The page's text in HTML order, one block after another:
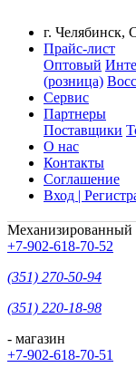
г. Челябинск,
Прайс-лист
Оптовый
(розница)
Сервис
Партнеры
Поставщики
О нас
Контакты
Соглашение
Вход |
Механизированный
+7-902-618-70-52
(351) 270-50-94
(351) 220-18-98
- магазин
+7-902-618-70-51